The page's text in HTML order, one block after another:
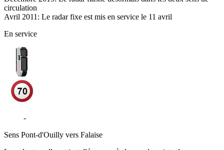
circulation
Avril 2011: Le radar fixe est mis en service le 11 avril
En service
-
Sens Pont-d'Ouilly vers Falaise